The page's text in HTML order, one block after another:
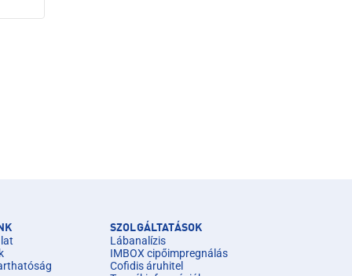
SZOLGÁLTATÁSOK
Lábanalízis
IMBOX cipőimpregnálás
Cofidis áruhitel